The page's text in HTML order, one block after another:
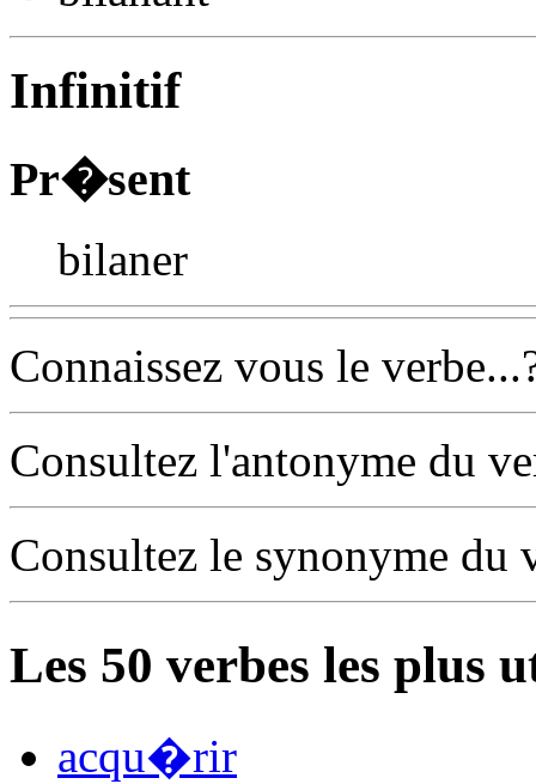
Infinitif
Pr�sent
bilaner
Connaissez vous le
Consultez l'antonyme du
Consultez le synonyme du
Les 50 verbes les plus
acqu�rir